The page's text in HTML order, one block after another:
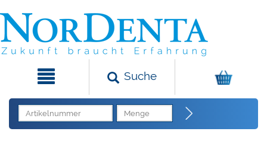
Suche